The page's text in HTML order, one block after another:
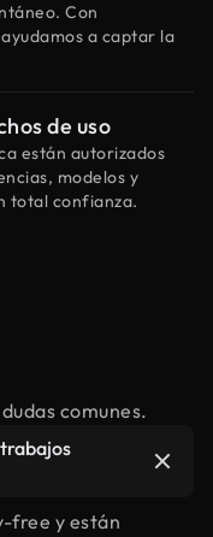
Con
a captar la
de uso
están autorizados
modelos y
total confianza.
comunes.
free y están